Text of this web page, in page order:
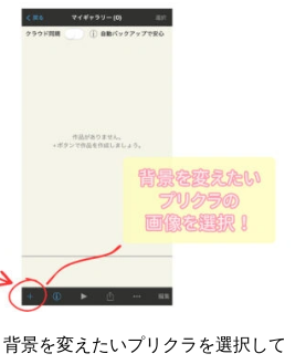
景を変えたいプリクラを選択して